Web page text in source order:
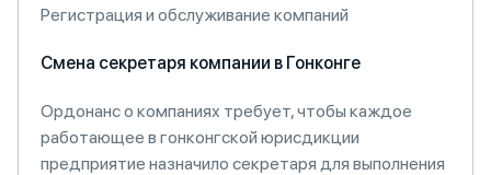
Регистрация и обслуживание компаний
Смена секретаря компании в Гонконге
Ордонанс о компаниях требует, чтобы каждое
работающее в гонконгской юрисдикции
предприятие назначило секретаря для выполнения